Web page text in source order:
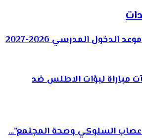
الدخول المدرسي 2026-2027
مباراة لبؤات الاطلس ضد
السلوكي وصحة المجتمع”…